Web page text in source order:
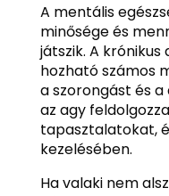
A mentális
minősége és
játszik. A
hozható számos
a szorongást és a
az agy
tapasztalatokat,
kezelésében.
Ha valaki nem